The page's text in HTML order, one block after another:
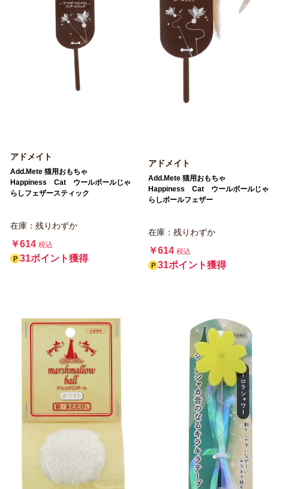
アドメイト
Add.Mete 猫用おもちゃ
Happiness Cat ウールボールじゃ
らしフェザースティック
在庫：残りわずか
￥614 税込
31ポイント獲得
アドメイト
Add.Mete 猫用おもちゃ
Happiness Cat ウールボールじゃ
らしボールフェザー
在庫：残りわずか
￥614 税込
31ポイント獲得